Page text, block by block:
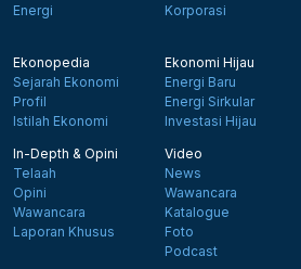
Energi
Korporasi
Ekonopedia
Sejarah Ekonomi
Profil
Istilah Ekonomi
Ekonomi Hijau
Energi Baru
Energi Sirkular
Investasi Hijau
In-Depth & Opini
Telaah
Opini
Wawancara
Laporan Khusus
Video
News
Wawancara
Katalogue
Foto
Podcast